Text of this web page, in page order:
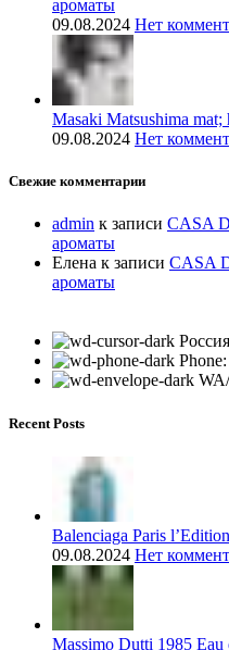
ароматы
09.08.2024 Нет
Masaki Matsushima
09.08.2024 Нет
Свежие комментарии
admin к записи CASA
ароматы
Елена к записи CASA
ароматы
Recent Posts
Balenciaga Paris
09.08.2024 Нет
Massimo Dutti 1985